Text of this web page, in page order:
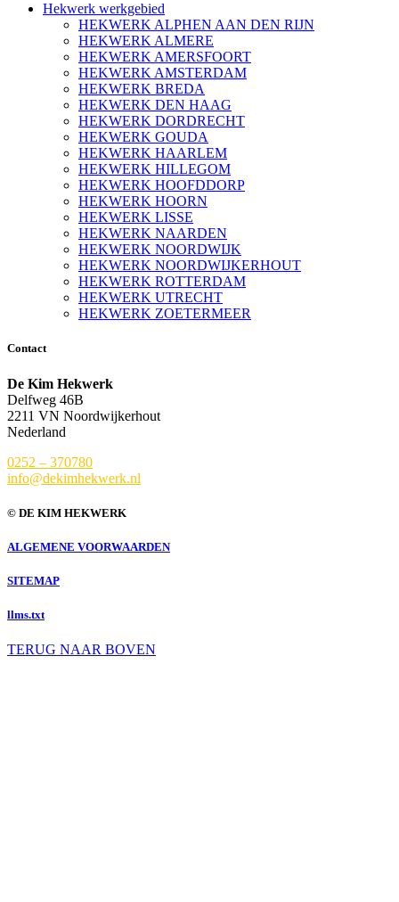
Hekwerk werkgebied
HEKWERK ALPHEN AAN DEN RIJN
HEKWERK ALMERE
HEKWERK AMERSFOORT
HEKWERK AMSTERDAM
HEKWERK BREDA
HEKWERK DEN HAAG
HEKWERK DORDRECHT
HEKWERK GOUDA
HEKWERK HAARLEM
HEKWERK HILLEGOM
HEKWERK HOOFDDORP
HEKWERK HOORN
HEKWERK LISSE
HEKWERK NAARDEN
HEKWERK NOORDWIJK
HEKWERK NOORDWIJKERHOUT
HEKWERK ROTTERDAM
HEKWERK UTRECHT
HEKWERK ZOETERMEER
Contact
De Kim Hekwerk
Delfweg 46B
2211 VN Noordwijkerhout
Nederland
0252 – 370780
info@dekimhekwerk.nl
© DE KIM HEKWERK
ALGEMENE VOORWAARDEN
SITEMAP
llms.txt
TERUG NAAR BOVEN